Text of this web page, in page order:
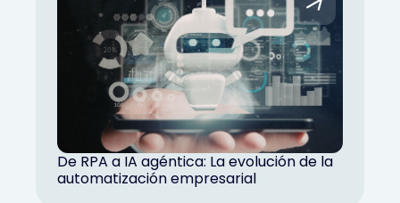
De RPA a IA agéntica: La evolución de la
automatización empresarial